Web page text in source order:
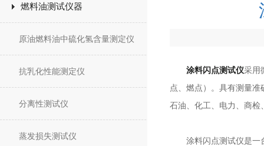
燃料油测试仪器
原油燃料油中硫化氢含量测定仪
抗乳化性能测定仪
分离性测试仪
蒸发损失测试仪
涂料闪点测试仪采用
点、燃点）。具有测量
石油、化工、电力、商检
涂料闪点测试仪是一台